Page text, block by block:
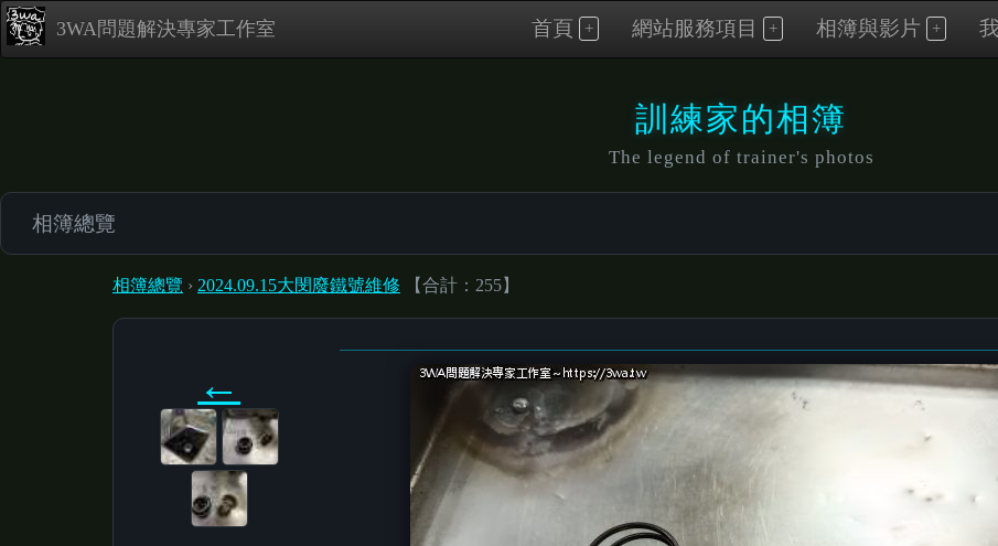
3WA問題解決專家工作室 首頁 網站服務項目 相簿與影片
訓練家的相簿
The legend of trainer's photos
相簿總覽
相簿總覽 › 2024.09.15大閔廢鐵號維修 【合計：255】
←